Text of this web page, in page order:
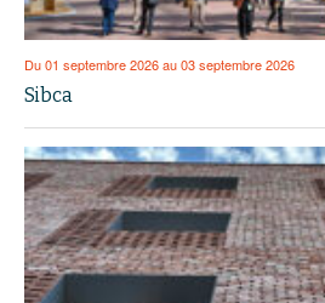
Du 01 septembre 2026 au 03 septembre 2026
Sibca